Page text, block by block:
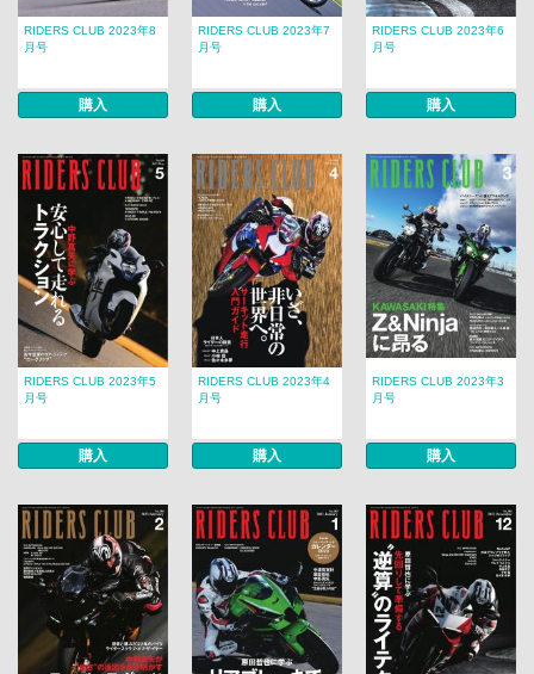
RIDERS CLUB 2023年8
月号
購入
RIDERS CLUB 2023年7
月号
購入
RIDERS CLUB 2023年6
月号
購入
RIDERS CLUB 2023年5
月号
購入
RIDERS CLUB 2023年4
月号
購入
RIDERS CLUB 2023年3
月号
購入